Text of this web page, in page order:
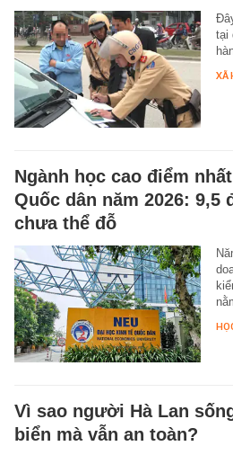
tại
XÃ
Ngành học cao điểm
Quốc dân năm 2026: 9,5
chưa thể đỗ
Vì sao người Hà Lan
biển mà vẫn an toàn?